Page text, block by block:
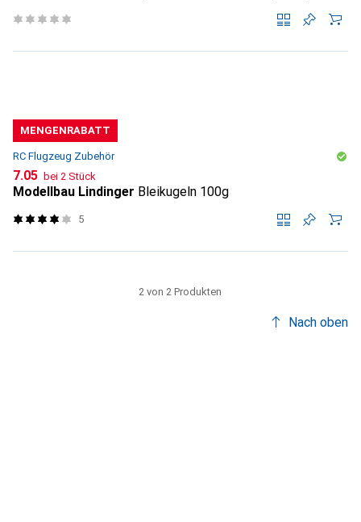
MENGENRABATT
RC Flugzeug Zubehör
CHF
7.05 bei 2 Stück
Modellbau Lindinger Bleikugeln 100g
5
2 von 2 Produkten
Nach oben